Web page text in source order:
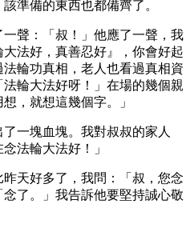
準備的東西也都備齊了。
聲：「叔！」他應了一聲，我
法好，真善忍好』，你會好起
輪功真相，老人也看過真相資
輪大法好呀！」在場的幾個親
，就想這幾個字。」
一塊血塊。我對叔叔的家人
法輪大法好！」
天好多了，我問：「叔，您念
了。」我告訴他要堅持誠心敬